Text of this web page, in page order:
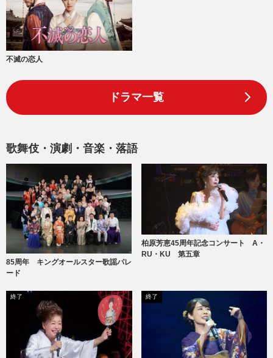
不滅の恋人
ドラマ一覧
歌舞伎・演劇・音楽・落語
85周年 キングオールスター歌謡パレ
ード
柏原芳恵45周年記念コンサート A・
RU・KU 第五章
終了 終了